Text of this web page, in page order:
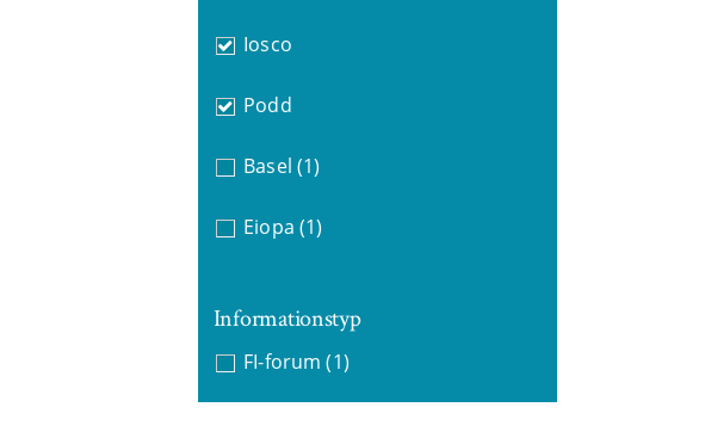
Iosco
Podd
Basel (1)
Eiopa (1)
Informationstyp
FI-forum (1)